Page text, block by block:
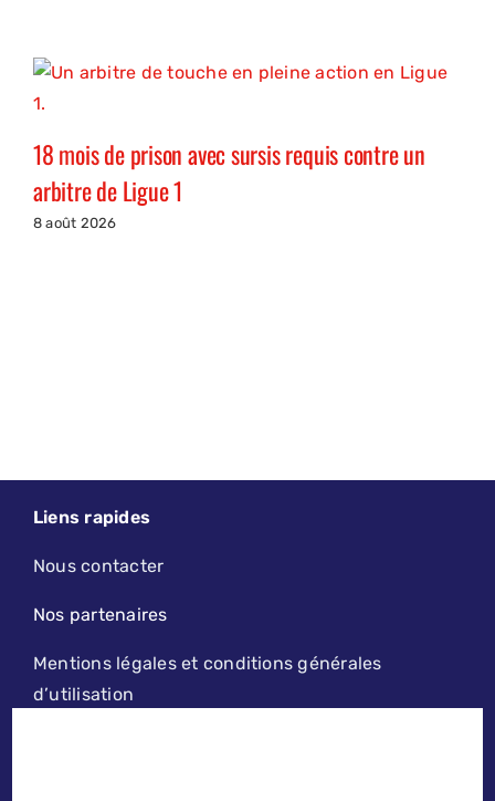
18 mois de prison avec sursis requis contre un
arbitre de Ligue 1
8 août 2026
Liens rapides
Nous contacter
Nos partenaires
Mentions légales et conditions générales
d’utilisation